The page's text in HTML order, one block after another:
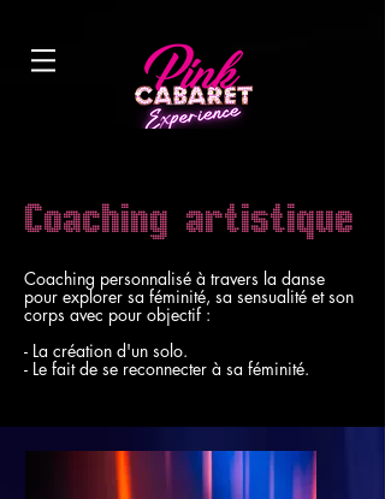
Coaching artistique
Coaching personnalisé à travers la danse
pour explorer sa féminité, sa sensualité et son
corps avec pour objectif :
- La création d'un solo.
- Le fait de se reconnecter à sa féminité.